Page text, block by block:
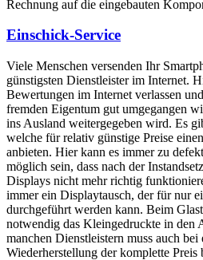
Rechnung auf die eingebauten
Einschick-Service
Viele Menschen versenden Ihr
günstigsten Dienstleister im Internet.
Bewertungen im Internet verlassen
fremden Eigentum gut umgegangen
ins Ausland weitergegeben wird. Es
welche für relativ günstige Preise
anbieten. Hier kann es immer zu
möglich sein, dass nach der
Displays nicht mehr richtig
immer ein Displaytausch, der für nur
durchgeführt werden kann. Beim
notwendig das Kleingedruckte in den
manchen Dienstleistern muss auch bei
Wiederherstellung der komplette Preis